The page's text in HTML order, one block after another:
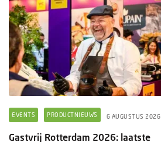
EVENTS PRODUCTNIEUWS 6 AUGUSTUS 2026
Gastvrij Rotterdam 2026: laatste